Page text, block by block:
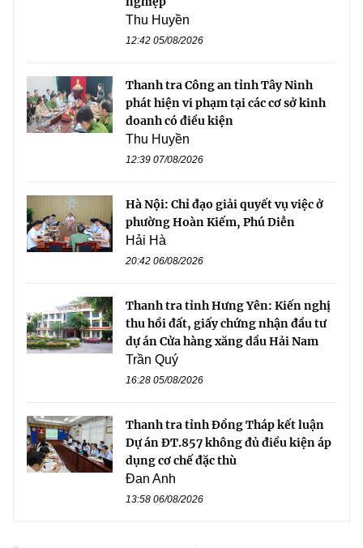
Thu Huyền
12:42 05/08/2026
Thanh tra Công an tỉnh Tây Ninh
phát hiện vi phạm tại các cơ sở kinh
doanh có điều kiện
Thu Huyền
12:39 07/08/2026
Hà Nội: Chỉ đạo giải quyết vụ việc ở
phường Hoàn Kiếm, Phú Diễn
Hải Hà
20:42 06/08/2026
Thanh tra tỉnh Hưng Yên: Kiến nghị
thu hồi đất, giấy chứng nhận đầu tư
dự án Cửa hàng xăng dầu Hải Nam
Trần Quý
16:28 05/08/2026
Thanh tra tỉnh Đồng Tháp kết luận
Dự án ĐT.857 không đủ điều kiện áp
dụng cơ chế đặc thù
Đan Anh
13:58 06/08/2026